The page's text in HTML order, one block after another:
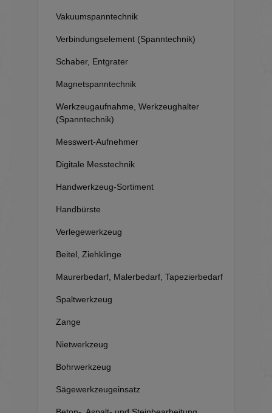
Vakuumspanntechnik
Verbindungselement (Spanntechnik)
Schaber, Entgrater
Magnetspanntechnik
Werkzeugaufnahme, Werkzeughalter
(Spanntechnik)
Messwert-Aufnehmer
Digitale Messtechnik
Handwerkzeug-Sortiment
Handbürste
Verlegewerkzeug
Beitel, Ziehklinge
Maurerbedarf, Malerbedarf, Tapezierbedarf
Spaltwerkzeug
Zange
Nietwerkzeug
Bohrwerkzeug
Sägewerkzeugeinsatz